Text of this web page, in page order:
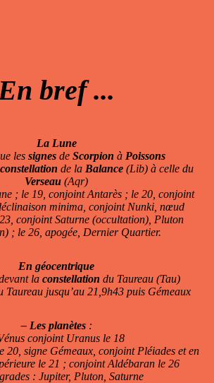
bref ...
La Lune
les signesde Scorpion à Poissons
constellation de la Balance (Lib) à celle du
Verseau (Aqr)
; le 19, conjoint Antarès ; le 20, conjoint
minima, conjoint Nunki, nœud
conjoint Saturne (occultation), Pluton
; le 26, apogée, Dernier Quartier.
En géocentrique
la constellation du Taureau (Tau)
Taureau jusqu’au 21,9h43 puis Gémeaux
– Les planètes:
conjoint Uranus le 18
20, signe Gémeaux, conjoint Pléiades et en
le 21 ; conjoint Aldébaran le 26
: Jupiter, Pluton, Saturne